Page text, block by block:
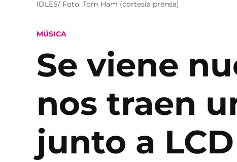
IDLES/ Foto: Tom Ham (cortesía prensa)
POSTED
MÚSICA
Se viene
nos traen
junto a